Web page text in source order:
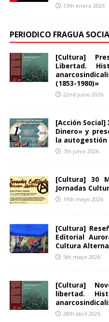
13th enero 2026
PERIODICO FRAGUA
[Cultura]
Libertad.
(1853-1980)»
22nd junio 2026
[Acción Social]
Dinero» y
la autogestión
7th junio 2026
[Cultura] 30
Jornadas
19th mayo 2026
[Cultura]
Editorial
Cultura
5th mayo 2026
[Cultura]
libertad.
28th abril 2026